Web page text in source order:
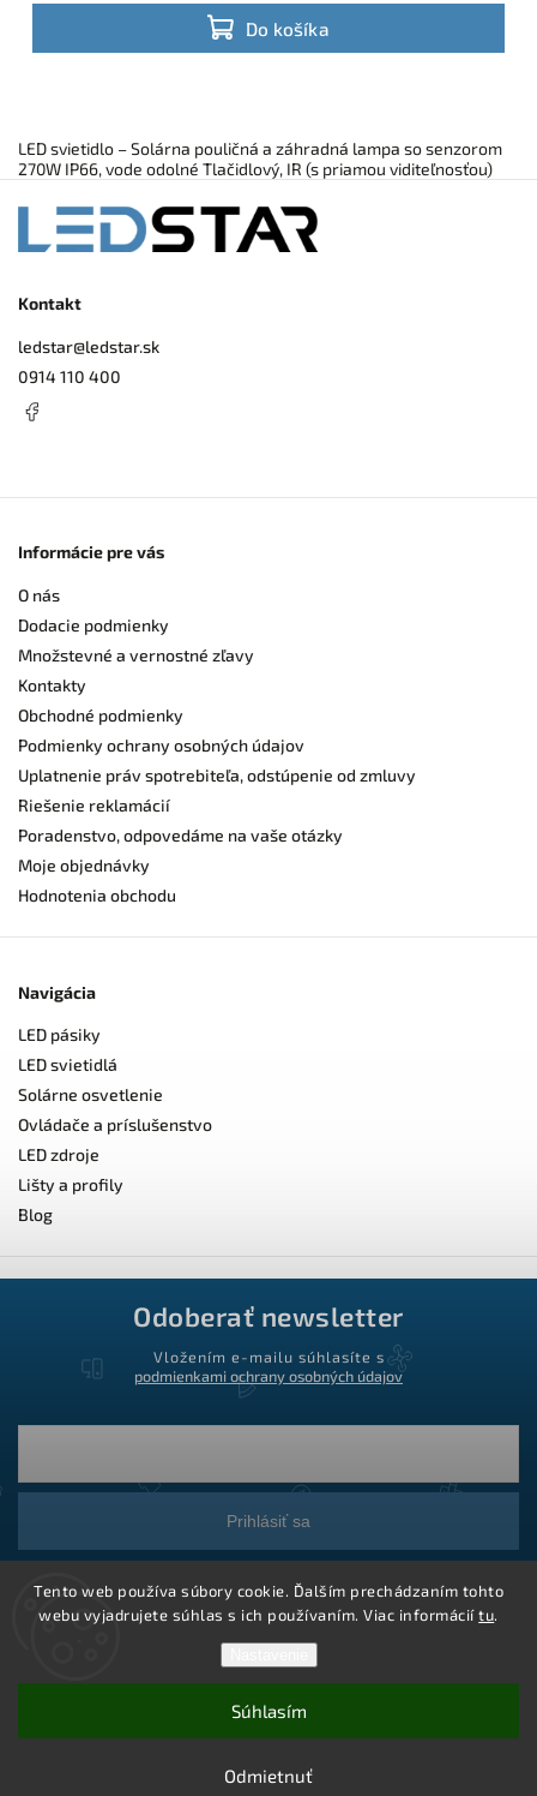
Tento web používa súbory cookie. Ďalším prechádzaním tohto
webu vyjadrujete súhlas s ich používaním. Viac informáciítu.
Odmietnuť
Súhlasím
Do košíka
LED svietidlo – Solárna pouličná a záhradná lampa so senzorom
270W IP66, vode odolné Tlačidlový, IR (s priamou viditeľnosťou)
Kontakt
ledstar@ledstar.sk
0914 110 400
Informácie pre vás
O nás
Dodacie podmienky
Množstevné a vernostné zľavy
Kontakty
Obchodné podmienky
Podmienky ochrany osobných údajov
Uplatnenie práv spotrebiteľa, odstúpenie od zmluvy
Riešenie reklamácií
Poradenstvo, odpovedáme na vaše otázky
Moje objednávky
Hodnotenia obchodu
Navigácia
LED pásiky
LED svietidlá
Solárne osvetlenie
Ovládače a príslušenstvo
LED zdroje
Lišty a profily
Blog
Odoberať newsletter
Vložením e-mailu súhlasíte s
podmienkami ochrany osobných údajov
Prihlásiť sa
Vytvoril Shoptet